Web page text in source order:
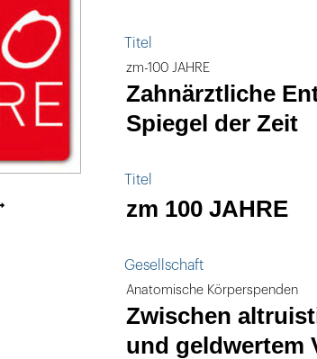
Titel
zm-100 JAHRE
Zahnärztliche
Spiegel der Zeit
Titel
zm 100 JAHRE
Gesellschaft
Anatomische Körperspenden
Zwischen
und geldwertem